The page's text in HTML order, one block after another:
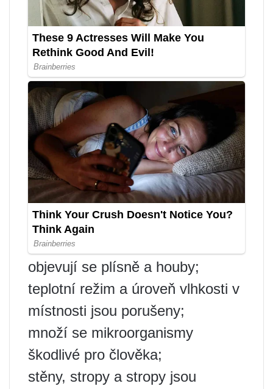
objevují se plísně a houby;
teplotní režim a úroveň vlhkosti v
místnosti jsou porušeny;
množí se mikroorganismy
škodlivé pro člověka;
stěny, stropy a stropy jsou